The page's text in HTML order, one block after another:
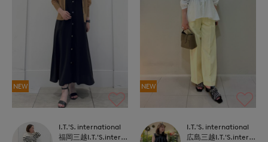
NEW
I.T.'S. international
福岡三越I.T.'S.international
NEW
I.T.'S. international
広島三越I.T.'S.international